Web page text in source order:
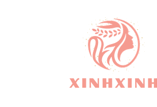
XinhXinh
Trang tin tức cho phái đẹp